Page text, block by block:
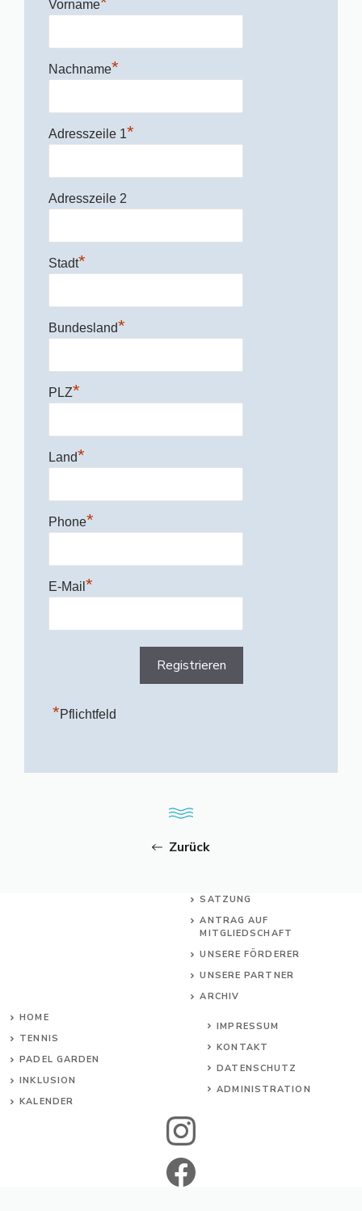
Vorname
Nachname*
Adresszeile 1*
Adresszeile 2
Stadt*
Bundesland*
PLZ*
Land*
Phone*
E-Mail *
*Pflichtfeld
Zurück
SATZUNG
ANTRAG AUF
MITGLIEDSCHAFT
UNSERE FÖRDERER
UNSERE PARTNER
ARCHIV
HOME
TENNIS
PADEL GARDEN
INKLUSION
KALENDER
IMPRESSUM
KONTAKT
DATENSCHUTZ
ADMINISTRATION